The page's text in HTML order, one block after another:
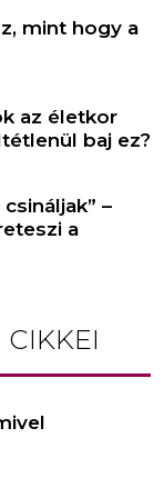
mint hogy a
az életkor
baj ez?
–
a
CIKKEI